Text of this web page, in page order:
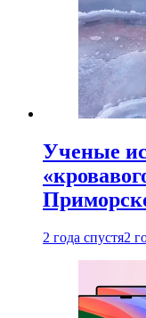
Ученые
2 года спустя2